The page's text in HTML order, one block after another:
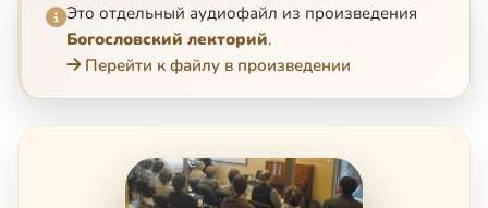
Это отдельный аудиофайл из произведения
Богословский лекторий.
Перейти к файлу в произведении